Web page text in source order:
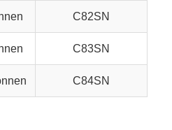
C82SN
C83SN
C84SN